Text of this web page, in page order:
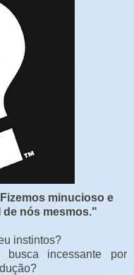
minucioso e
nós mesmos."
instintos?
incessante por